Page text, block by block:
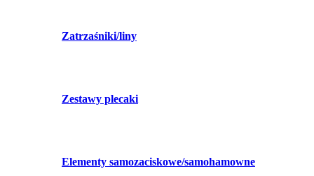
Zatrzaśniki/liny
Zestawy plecaki
Elementy samozaciskowe/samohamowne